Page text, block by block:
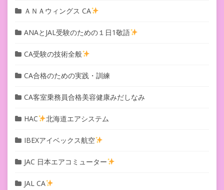
ＡＮＡウィングス CA
ANAとJAL受験のための１日1敬語
CA受験の技術全般
CA合格のための実践・訓練
CA客室乗務員合格美容健康みだしなみ
HAC 北海道エアシステム
IBEXアイベックス航空
JAC 日本エアコミューター
JAL CA